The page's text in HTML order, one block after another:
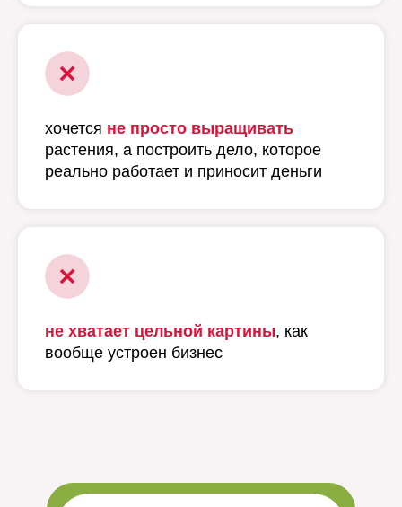
хочется не просто выращивать
растения, а построить дело, которое
реально работает и приносит деньги
не хватает цельной картины, как
вообще устроен бизнес